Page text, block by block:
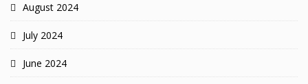
August 2024
July 2024
June 2024